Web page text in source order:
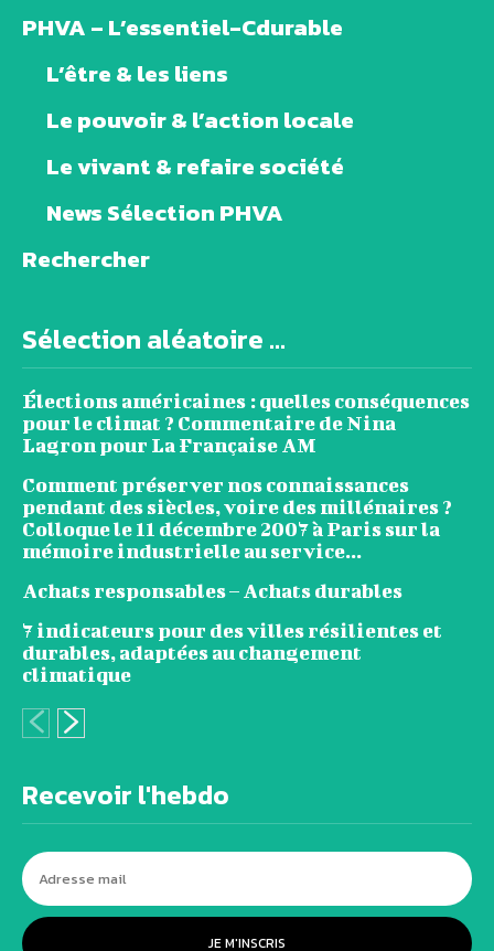
PHVA – L’essentiel-Cdurable
L’être & les liens
Le pouvoir & l’action locale
Le vivant & refaire société
News Sélection PHVA
Rechercher
Sélection aléatoire ...
Élections américaines : quelles conséquences
pour le climat ? Commentaire de Nina
Lagron pour La Française AM
Comment préserver nos connaissances
pendant des siècles, voire des millénaires ?
Colloque le 11 décembre 2007 à Paris sur la
mémoire industrielle au service...
Achats responsables – Achats durables
7 indicateurs pour des villes résilientes et
durables, adaptées au changement
climatique
Recevoir l'hebdo
JE M'INSCRIS